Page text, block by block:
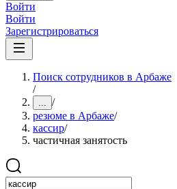
Войти
Войти
Зарегистрироваться
Поиск сотрудников в Арбаже
/
... /
резюме в Арбаже/
кассир/
частичная занятость